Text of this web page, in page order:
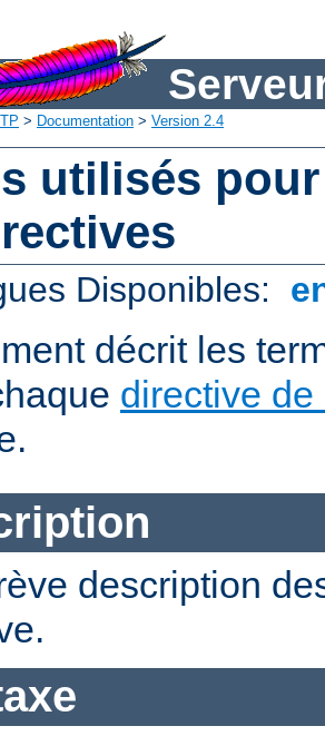
> Documentation > Version 2.4
utilisés
Disponibles:
décrit les
directive
description